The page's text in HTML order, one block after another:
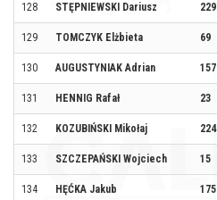
128 STĘPNIEWSKI Dariusz 229
129 TOMCZYK Elżbieta 69
130 AUGUSTYNIAK Adrian 157
131 HENNIG Rafał 23
132 KOZUBIŃSKI Mikołaj 224
133 SZCZEPAŃSKI Wojciech 15
134 HĘĆKA Jakub 175